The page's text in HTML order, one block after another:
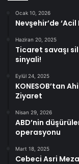
Ocak 10, 2026
Nevşehir’de
Haziran 20, 2025
Ticaret savaşı
sinyali!
Eylül 24, 2025
KONESOB’tan
Ziyaret
Nisan 29, 2026
ABD’nin
operasyonu
Mart 18, 2025
Cebeci Asri